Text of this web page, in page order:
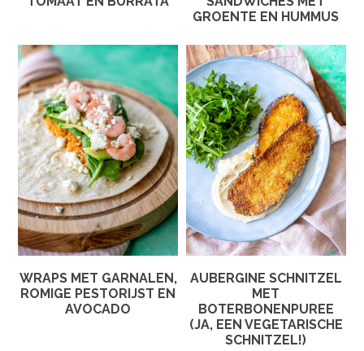
GROENTE EN HUMMUS
WRAPS MET GARNALEN,
ROMIGE PESTORIJST EN
AVOCADO
AUBERGINE SCHNITZEL
MET
BOTERBONENPUREE
(JA, EEN VEGETARISCHE
SCHNITZEL!)